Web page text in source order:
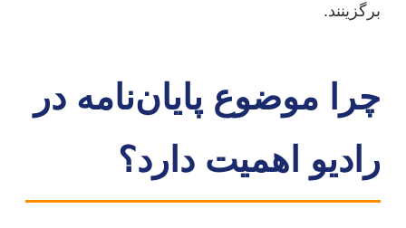
برگزینند.
چرا موضوع پایان‌نامه در
رادیو اهمیت دارد؟